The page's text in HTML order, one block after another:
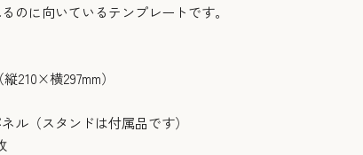
のに向いているテンプレートです。
210×横297mm）
ル（スタンドは付属品です）